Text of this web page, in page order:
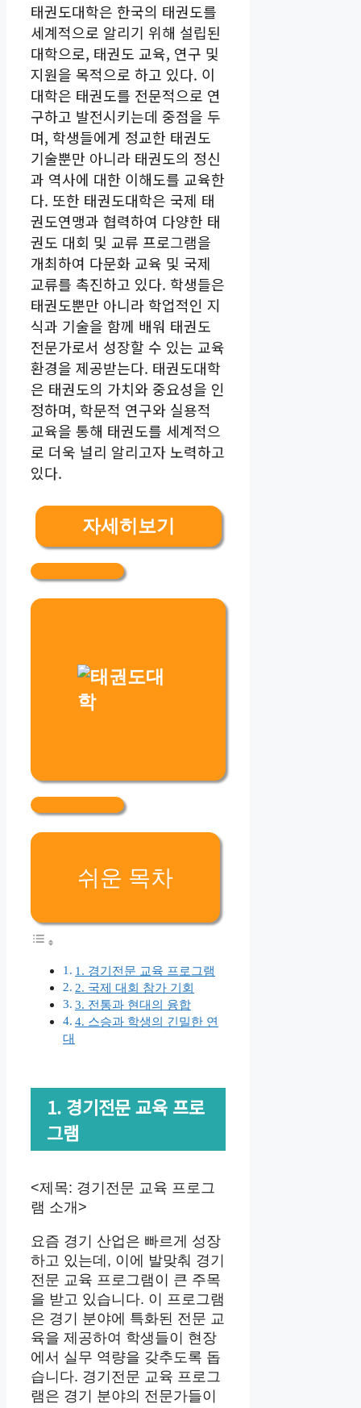
태권도대학은 한국의 태권도를
세계적으로 알리기 위해 설립된
대학으로, 태권도 교육, 연구 및
지원을 목적으로 하고 있다. 이
대학은 태권도를 전문적으로 연
구하고 발전시키는데 중점을 두
며, 학생들에게 정교한 태권도
기술뿐만 아니라 태권도의 정신
과 역사에 대한 이해도를 교육한
다. 또한 태권도대학은 국제 태
권도연맹과 협력하여 다양한 태
권도 대회 및 교류 프로그램을
개최하여 다문화 교육 및 국제
교류를 촉진하고 있다. 학생들은
태권도뿐만 아니라 학업적인 지
식과 기술을 함께 배워 태권도
전문가로서 성장할 수 있는 교육
환경을 제공받는다. 태권도대학
은 태권도의 가치와 중요성을 인
정하며, 학문적 연구와 실용적
교육을 통해 태권도를 세계적으
로 더욱 널리 알리고자 노력하고
있다.
자세히보기
쉬운 목차
1. 경기전문 교육 프로그램
2. 국제 대회 참가 기회
3. 전통과 현대의 융합
4. 스승과 학생의 긴밀한 연
대
1. 경기전문 교육 프로
그램
<제목: 경기전문 교육 프로그
램 소개>
요즘 경기 산업은 빠르게 성장
하고 있는데, 이에 발맞춰 경기
전문 교육 프로그램이 큰 주목
을 받고 있습니다. 이 프로그램
은 경기 분야에 특화된 전문 교
육을 제공하여 학생들이 현장
에서 실무 역량을 갖추도록 돕
습니다. 경기전문 교육 프로그
램은 경기 분야의 전문가들이